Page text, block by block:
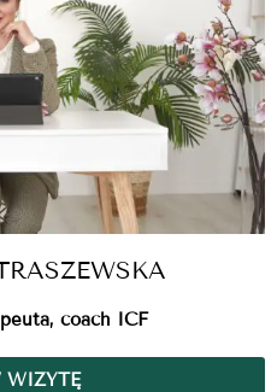
coach ICF
WIZYTĘ